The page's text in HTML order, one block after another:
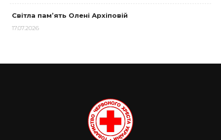
Світла пам’ять Олені Архіповій
17.07.2026